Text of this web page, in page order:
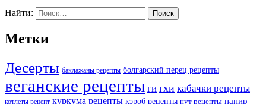
Найти:
Метки
Десерты баклажаны рецепты болгарский перец рецепты
веганские рецепты ги гхи кабачки рецепты
котлеты рецепт куркума рецепты кэроб рецепты нут рецепты панир